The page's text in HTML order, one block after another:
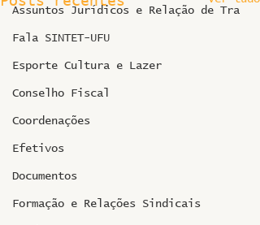
Assuntos Jurídicos e Relação de Tra
Fala SINTET-UFU
Esporte Cultura e Lazer
Conselho Fiscal
Coordenações
Efetivos
Documentos
Formação e Relações Sindicais